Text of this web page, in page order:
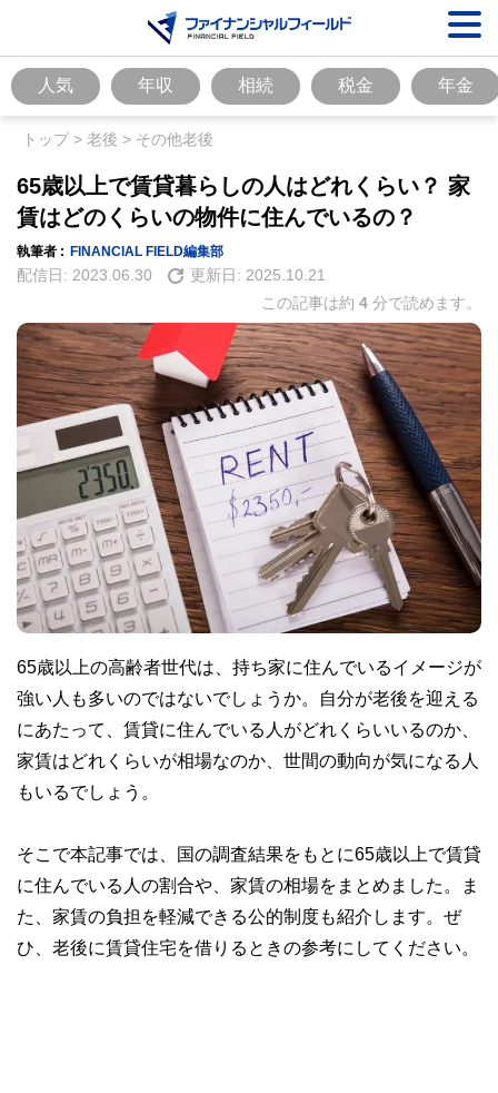
人気 年収 相続 税金 年金
トップ> 老後 > その他老後
65歳以上で賃貸暮らしの人はどれくらい？ 家
賃はどのくらいの物件に住んでいるの？
執筆者 : FINANCIAL FIELD編集部
配信日: 2023.06.30 更新日: 2025.10.21
この記事は約 4 分で読めます。
65歳以上の高齢者世代は、持ち家に住んでいるイメージが
強い人も多いのではないでしょうか。自分が老後を迎える
にあたって、賃貸に住んでいる人がどれくらいいるのか、
家賃はどれくらいが相場なのか、世間の動向が気になる人
もいるでしょう。
そこで本記事では、国の調査結果をもとに65歳以上で賃貸
に住んでいる人の割合や、家賃の相場をまとめました。ま
た、家賃の負担を軽減できる公的制度も紹介します。ぜ
ひ、老後に賃貸住宅を借りるときの参考にしてください。